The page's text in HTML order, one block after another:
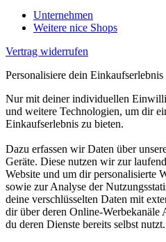
Unternehmen
Weitere nice Shops
Vertrag widerrufen
Personalisiere dein Einkaufserlebnis
Nur mit deiner individuellen
und weitere Technologien, um dir
Einkaufserlebnis zu bieten.
Dazu erfassen wir Daten über
Geräte. Diese nutzen wir zur
Website und um dir personalisierte
sowie zur Analyse der
deine verschlüsselten Daten mit
dir über deren Online-Werbekanäle
du deren Dienste bereits selbst nutzt.